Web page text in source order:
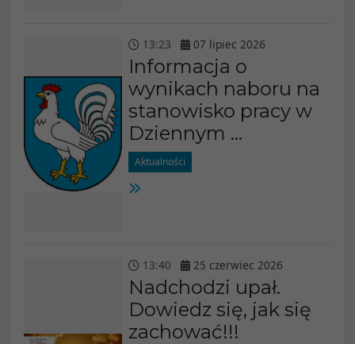
13:23 07 lipiec 2026
Informacja o
wynikach naboru na
stanowisko pracy w
Dziennym ...
Aktualności
13:40 25 czerwiec 2026
Nadchodzi upał.
Dowiedz się, jak się
zachować!!!